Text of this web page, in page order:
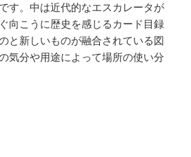
す。中は近代的なエスカレータが
向こうに歴史を感じるカード目録
と新しいものが融合されている図
気分や用途によって場所の使い分